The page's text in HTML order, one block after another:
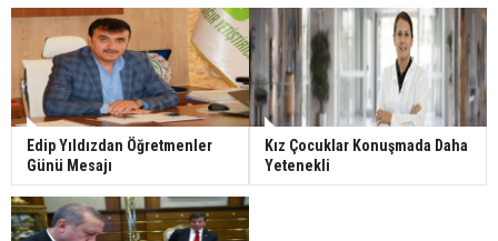
Edip Yıldızdan Öğretmenler
Günü Mesajı
Kız Çocuklar Konuşmada Daha
Yetenekli